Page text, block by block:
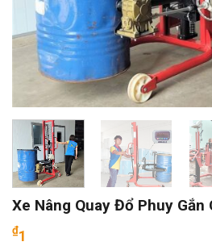
Xe Nâng Quay Đổ Phuy
₫1